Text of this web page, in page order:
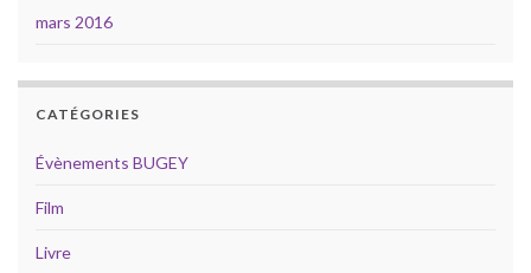
mars 2016
CATÉGORIES
Évènements BUGEY
Film
Livre